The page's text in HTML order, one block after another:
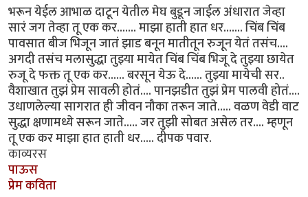
भरून येईल आभाळ दाटून येतील मेघ बुडून जाईल अंधारात जेव्हा
सारं जग तेव्हा तू एक कर....... माझा हाती हात धर....... चिंब चिंब
पावसात बीज भिजून जातं झाड बनून मातीतून रुजून येतं तसंच....
अगदी तसंच मलासुद्धा तुझ्या मायेत चिंब चिंब भिजू दे तुझ्या छायेत
रुजू दे फक्त तू एक कर...... बरसून येऊ दे...... तुझ्या मायेची सर..
वैशाखात तुझं प्रेम सावली होतं.... पानझडीत तुझं प्रेम पालवी होतं....
उधाणलेल्या सागरात ही जीवन नौका तरून जाते..... वळण वेडी वाट
सुद्धा क्षणामध्ये सरून जाते..... जर तुझी सोबत असेल तर.... म्हणून
तू एक कर माझा हात हाती धर..... दीपक पवार.
काव्यरस
पाऊस
प्रेम कविता